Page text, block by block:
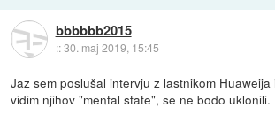
bbbbbb2015
::30. maj 2019, 15:45
Jaz sem poslušal intervju z lastnikom
vidim njihov "mental state", se ne bodo uklonili.